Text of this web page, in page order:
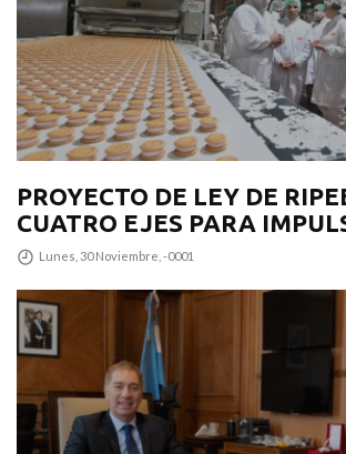
PROYECTO DE LEY DE
CUATRO EJES PARA
DESARROLLO
Lunes, 30 Noviembre, -0001